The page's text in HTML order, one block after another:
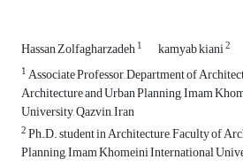
Hassan Zolfagharzadeh1 kamyab kiani2
1Associate Professor, Department of
Architecture and Urban Planning, Imam
University, Qazvin, Iran
2Ph.D. student in Architecture, Faculty of
Planning, Imam Khomeini International